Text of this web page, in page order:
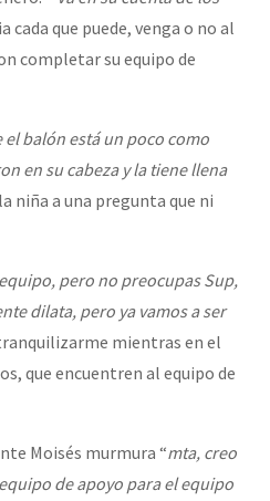
cada que puede, venga o no al
completar su equipo de
el balón está un poco como
en su cabeza y la tiene llena
niña a una pregunta que ni
pero no preocupas Sup,
dilata, pero ya vamos a ser
mientras en el
que encuentren al equipo de
Moisés murmura “mta, creo
de apoyo para el equipo